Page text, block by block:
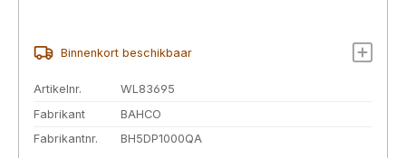
Binnenkort beschikbaar
Artikelnr.
WL83695
Fabrikant
BAHCO
Fabrikantnr.
BH5DP1000QA